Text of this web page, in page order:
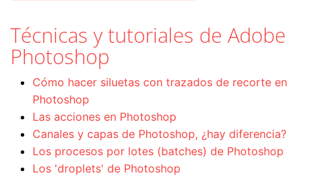
Técnicas y tutoriales de Adobe
Photoshop
Cómo hacer siluetas con trazados de recorte en
Photoshop
Las acciones en Photoshop
Canales y capas de Photoshop, ¿hay diferencia?
Los procesos por lotes (batches) de Photoshop
Los 'droplets' de Photoshop